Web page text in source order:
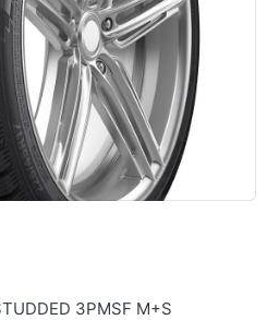
3PMSF M+S